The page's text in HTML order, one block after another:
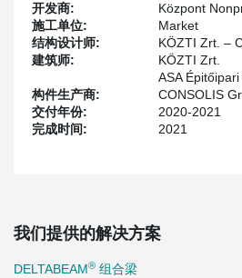
开发商:
Központ
施工单位:
Market
结构设计师:
KÖZTI Zrt. –
建筑师:
KÖZTI Zrt.
构件生产商:
ASA
CONSOLIS
交付年份:
2020-2021
完成时间:
2021
我们提供的解决方案
DELTABEAM® 组合梁